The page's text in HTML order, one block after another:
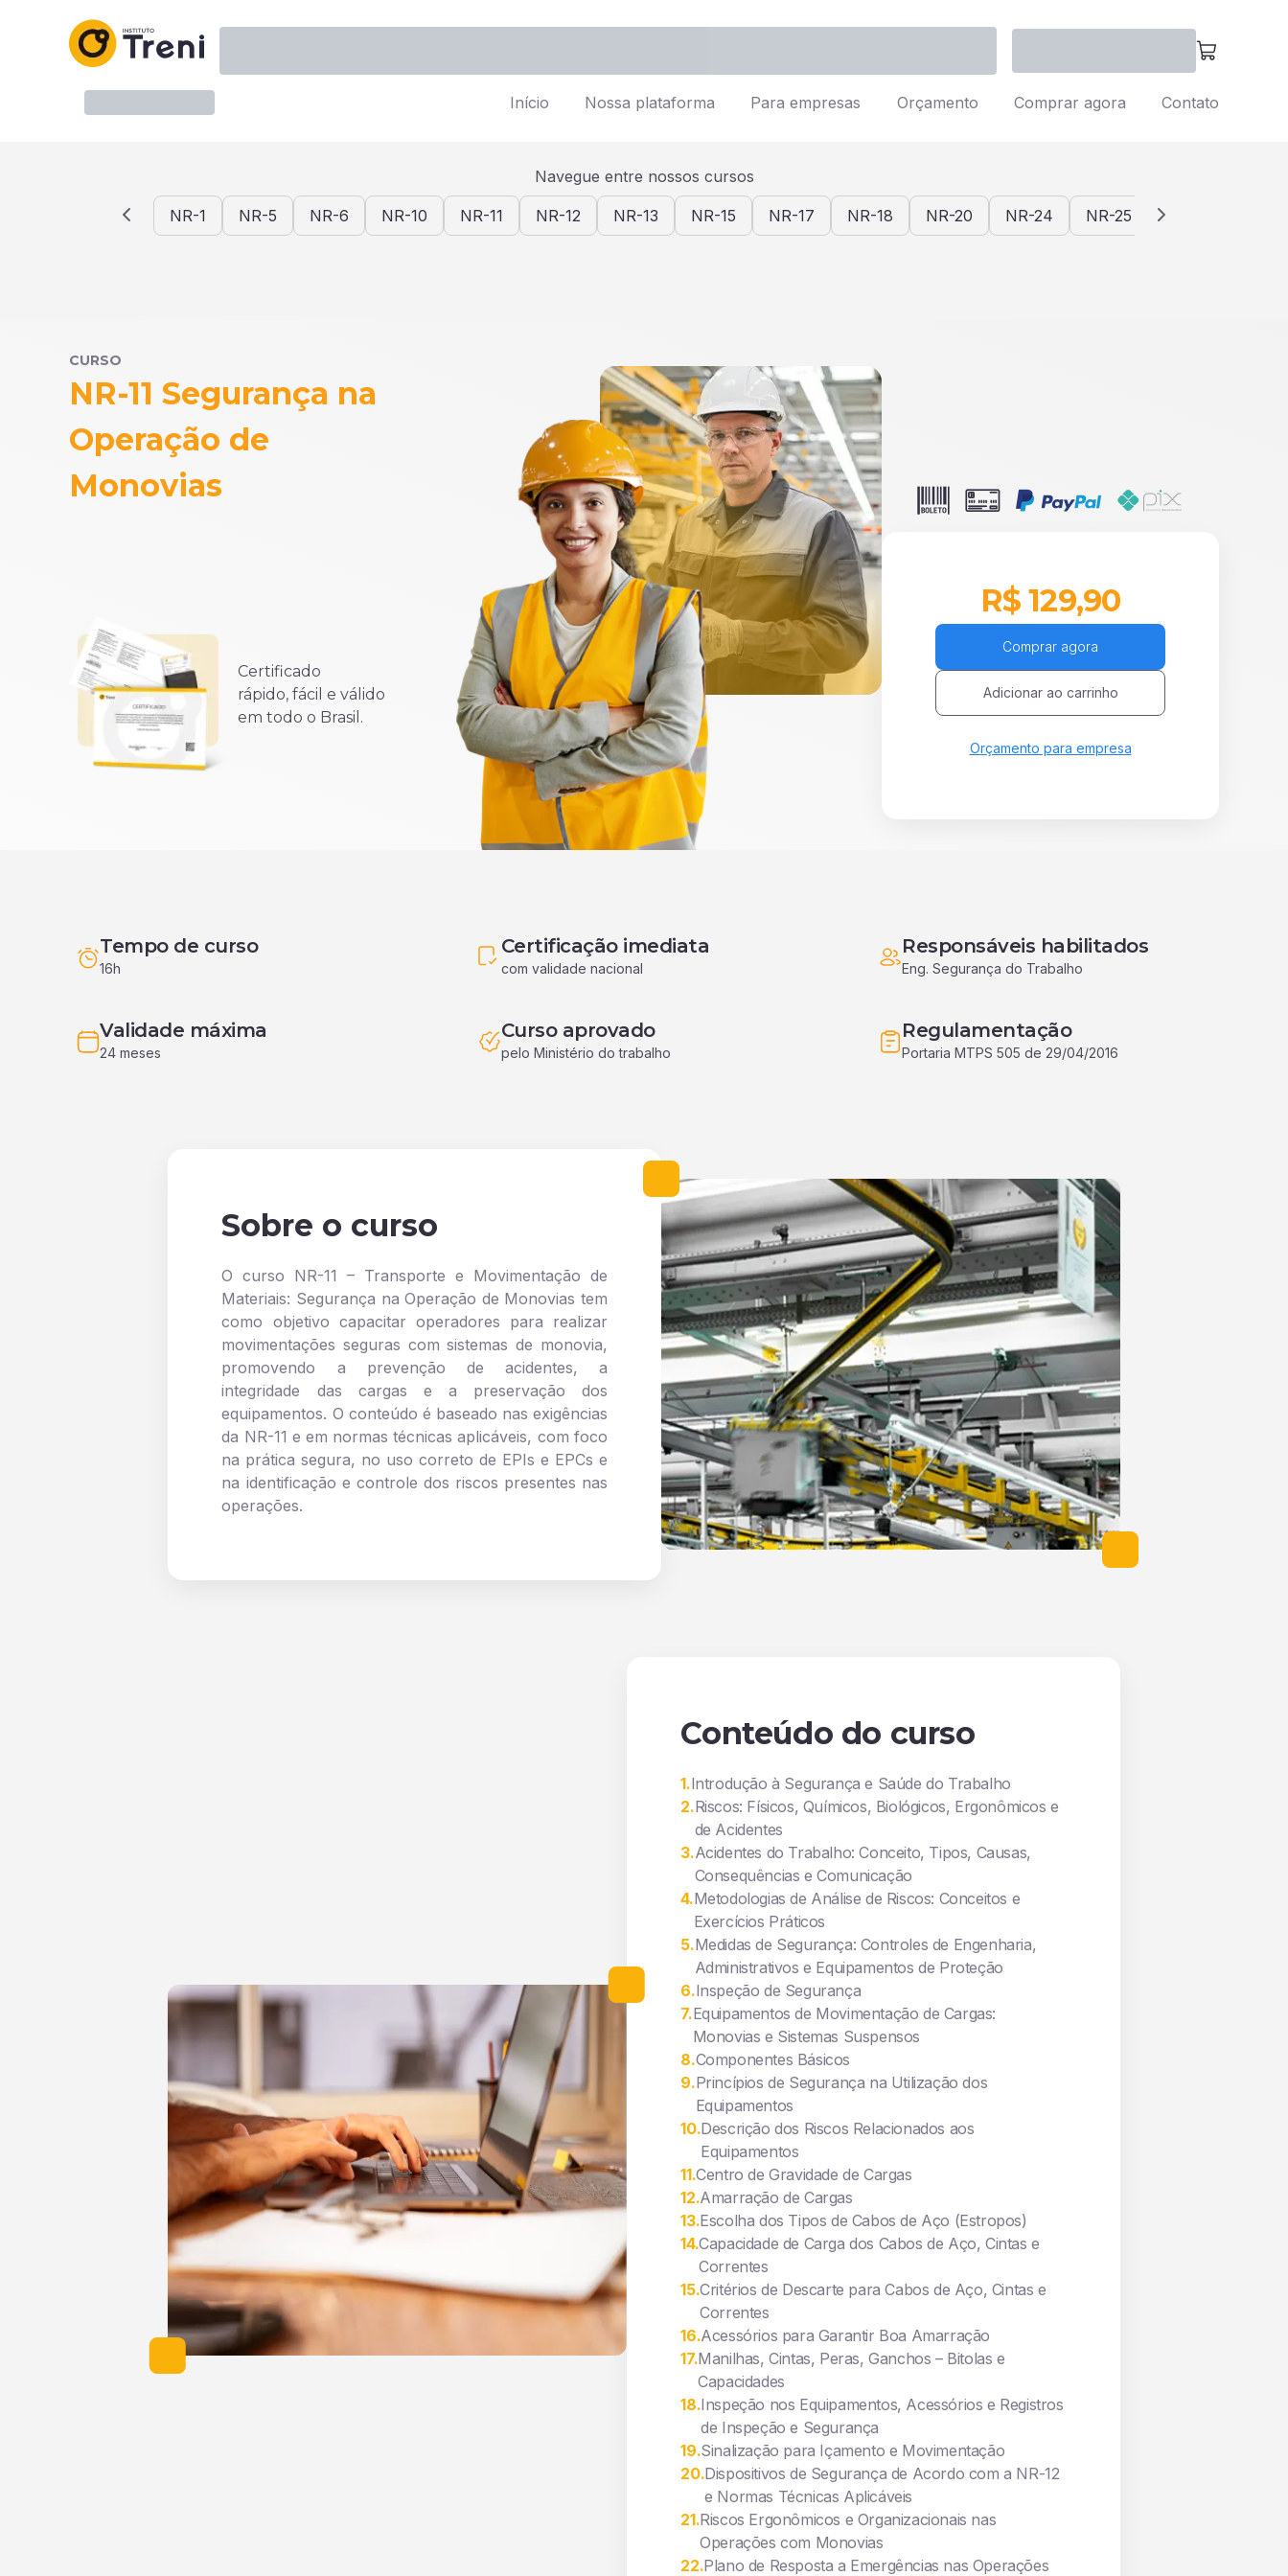
Início Nossa plataforma Para empresas Orçamento Comprar agora Contato
Navegue entre nossos cursos
NR-1 NR-5 NR-6 NR-10 NR-11 NR-12 NR-13 NR-15 NR-17 NR-18 NR-20 NR-24 NR-25 NR-26
CURSO
NR-11 Segurança na
Operação de
Monovias
Certificado
rápido, fácil e válido
em todo o Brasil.
R$ 129,90
Comprar agora
Adicionar ao carrinho
Orçamento para empresa
Tempo de curso
16h
Certificação imediata
com validade nacional
Responsáveis habilitados
Eng. Segurança do Trabalho
Validade máxima
24 meses
Curso aprovado
pelo Ministério do trabalho
Regulamentação
Portaria MTPS 505 de 29/04/2016
Sobre o curso
O curso NR-11 – Transporte e Movimentação de
Materiais: Segurança na Operação de Monovias tem
como objetivo capacitar operadores para realizar
movimentações seguras com sistemas de monovia,
promovendo a prevenção de acidentes, a
integridade das cargas e a preservação dos
equipamentos. O conteúdo é baseado nas exigências
da NR-11 e em normas técnicas aplicáveis, com foco
na prática segura, no uso correto de EPIs e EPCs e
na identificação e controle dos riscos presentes nas
operações.
Conteúdo do curso
1.Introdução à Segurança e Saúde do Trabalho
2.Riscos: Físicos, Químicos, Biológicos, Ergonômicos e
de Acidentes
3.Acidentes do Trabalho: Conceito, Tipos, Causas,
Consequências e Comunicação
4.Metodologias de Análise de Riscos: Conceitos e
Exercícios Práticos
5.Medidas de Segurança: Controles de Engenharia,
Administrativos e Equipamentos de Proteção
6.Inspeção de Segurança
7.Equipamentos de Movimentação de Cargas:
Monovias e Sistemas Suspensos
8.Componentes Básicos
9.Princípios de Segurança na Utilização dos
Equipamentos
10.Descrição dos Riscos Relacionados aos
Equipamentos
11.Centro de Gravidade de Cargas
12.Amarração de Cargas
13.Escolha dos Tipos de Cabos de Aço (Estropos)
14.Capacidade de Carga dos Cabos de Aço, Cintas e
Correntes
15.Critérios de Descarte para Cabos de Aço, Cintas e
Correntes
16.Acessórios para Garantir Boa Amarração
17.Manilhas, Cintas, Peras, Ganchos – Bitolas e
Capacidades
18.Inspeção nos Equipamentos, Acessórios e Registros
de Inspeção e Segurança
19.Sinalização para Içamento e Movimentação
20.Dispositivos de Segurança de Acordo com a NR-12
e Normas Técnicas Aplicáveis
21.Riscos Ergonômicos e Organizacionais nas
Operações com Monovias
22.Plano de Resposta a Emergências nas Operações